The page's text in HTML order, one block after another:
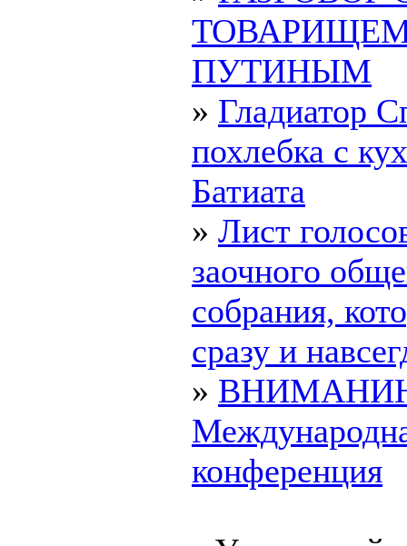
ПУТИНЫМ
» Гладиатор
похлебка с
Батиата
» Лист
заочного
собрания,
сразу и
»
конференция